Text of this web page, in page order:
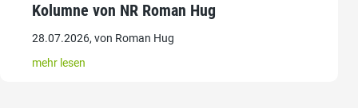
Kolumne von NR Roman Hug
28.07.2026, von Roman Hug
mehr lesen